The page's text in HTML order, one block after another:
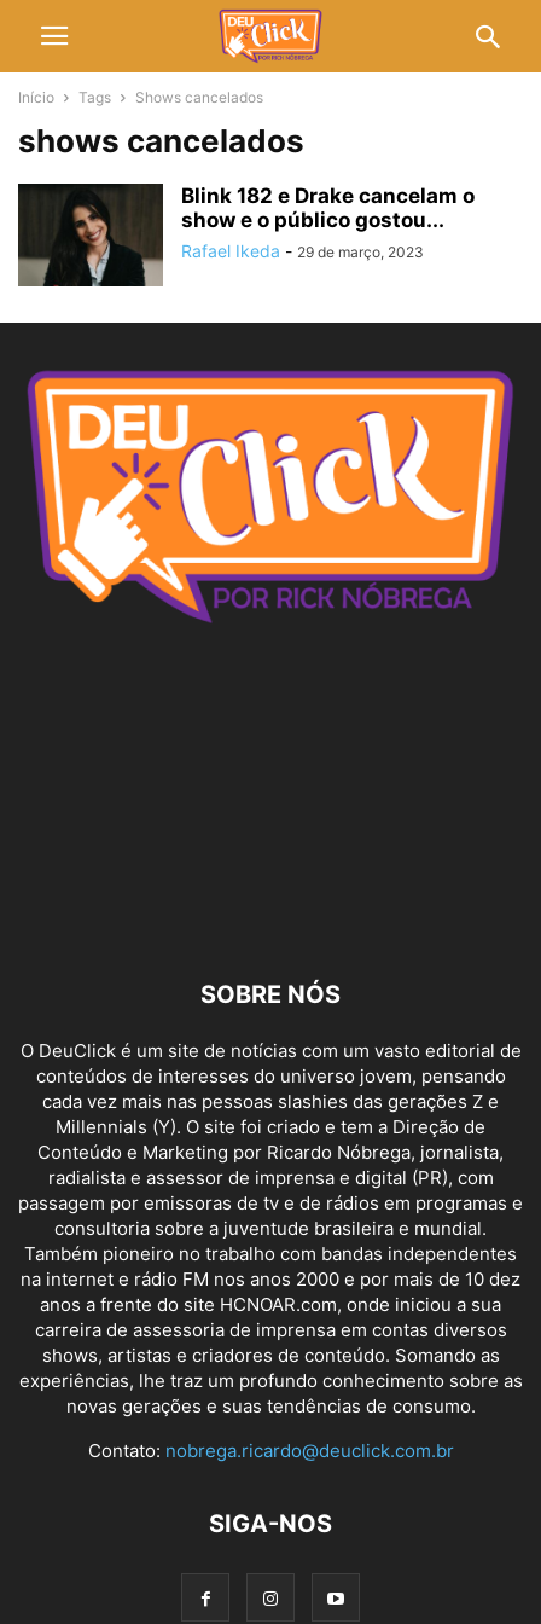
Início Tags Shows cancelados
shows cancelados
Blink 182 e Drake cancelam o
show e o público gostou...
Rafael Ikeda - 29 de março, 2023
SOBRE NÓS
O DeuClick é um site de notícias com um vasto editorial de
conteúdos de interesses do universo jovem, pensando
cada vez mais nas pessoas slashies das gerações Z e
Millennials (Y). O site foi criado e tem a Direção de
Conteúdo e Marketing por Ricardo Nóbrega, jornalista,
radialista e assessor de imprensa e digital (PR), com
passagem por emissoras de tv e de rádios em programas e
consultoria sobre a juventude brasileira e mundial.
Também pioneiro no trabalho com bandas independentes
na internet e rádio FM nos anos 2000 e por mais de 10 dez
anos a frente do site HCNOAR.com, onde iniciou a sua
carreira de assessoria de imprensa em contas diversos
shows, artistas e criadores de conteúdo. Somando as
experiências, lhe traz um profundo conhecimento sobre as
novas gerações e suas tendências de consumo.
Contato: nobrega.ricardo@deuclick.com.br
SIGA-NOS